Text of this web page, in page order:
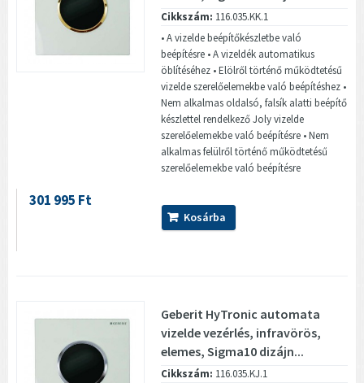
Cikkszám: 116.035.KK.1
• A vizelde beépítőkészletbe való
beépítésre • A vizeldék automatikus
öblítéséhez • Elölről történő működtetésű
vizelde szerelőelemekbe való beépítéshez •
Nem alkalmas oldalsó, falsík alatti beépítő
készlettel rendelkező Joly vizelde
szerelőelemekbe való beépítésre • Nem
alkalmas felülről történő működtetésű
szerelőelemekbe való beépítésre
301 995 Ft
Kosárba
Geberit HyTronic automata
vizelde vezérlés, infravörös,
elemes, Sigma10 dizájn...
Cikkszám: 116.035.KJ.1